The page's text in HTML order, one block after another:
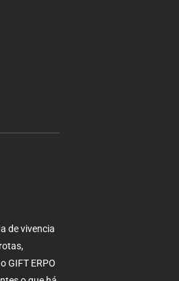
de vivencia
GIFT ERPO